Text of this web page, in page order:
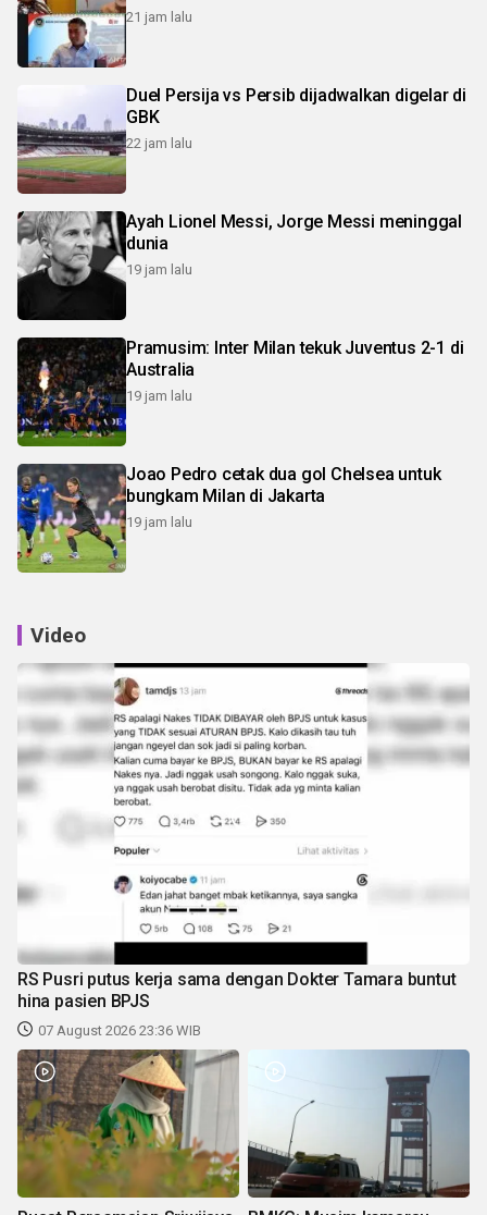
21 jam lalu
Duel Persija vs Persib dijadwalkan digelar di
GBK
22 jam lalu
Ayah Lionel Messi, Jorge Messi meninggal
dunia
19 jam lalu
Pramusim: Inter Milan tekuk Juventus 2-1 di
Australia
19 jam lalu
Joao Pedro cetak dua gol Chelsea untuk
bungkam Milan di Jakarta
19 jam lalu
Video
RS Pusri putus kerja sama dengan Dokter Tamara buntut
hina pasien BPJS
07 August 2026 23:36 WIB